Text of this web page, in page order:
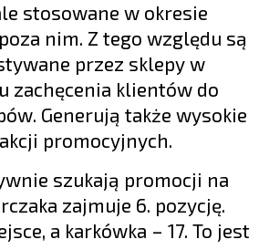
stosowane w okresie
nim. Z tego względu są
przez sklepy w
zachęcenia klientów do
Generują także wysokie
promocyjnych.
szukają promocji na
zajmuje 6. pozycję.
a karkówka – 17. To jest